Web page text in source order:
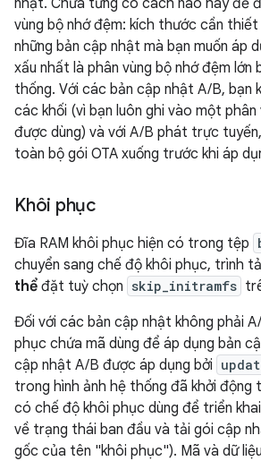
vùng bộ nhớ đệm: kích thước cần
những bản cập nhật mà bạn muốn áp
xấu nhất là phân vùng bộ nhớ đệm lớn
thống. Với các bản cập nhật A/B, bạn
các khối (vì bạn luôn ghi vào một phân
được dùng) và với A/B phát trực
toàn bộ gói OTA xuống trước khi áp
Khôi phục
Đĩa RAM khôi phục hiện có trong tệp
chuyển sang chế độ khôi phục, trình
thể đặt tuỳ chọn skip_initramfs
Đối với các bản cập nhật không phải
phục chứa mã dùng để áp dụng bản
cập nhật A/B được áp dụng bởi
trong hình ảnh hệ thống đã khởi động
có chế độ khôi phục dùng để triển
về trạng thái ban đầu và tải gói cập
gốc của tên "khôi phục"). Mã và dữ